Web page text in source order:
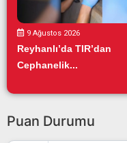
9 Ağustos 2026
Reyhanlı’da TIR’dan
Cephanelik...
Puan Durumu